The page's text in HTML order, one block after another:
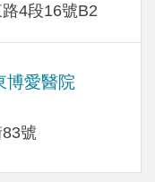
4段16號B2
博愛醫院
號